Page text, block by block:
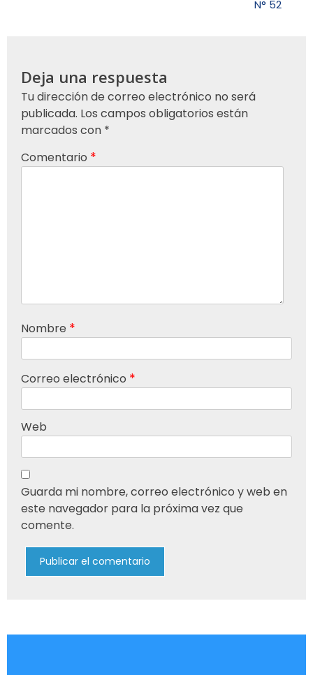
N° 52
Deja una respuesta
Tu dirección de correo electrónico no será
publicada. Los campos obligatorios están
marcados con *
Comentario *
Nombre *
Correo electrónico *
Web
Guarda mi nombre, correo electrónico y web en
este navegador para la próxima vez que
comente.